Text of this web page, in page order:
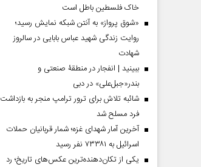
خاک فلسطین باطل است
«شوق پرواز» به آنتن شبکه نمایش رسید؛
روایت زندگی شهید عباس بابایی در سالروز
شهادت
ببینید | انفجار در منطقۀ صنعتی و
بندر«جبل‌علی» در دبی
شائبه تلاش برای ترور ترامپ منجر به بازداشت
فرد مسلح شد
آخرین آمار شهدای غزه؛ شمار قربانیان حملات
اسرائیل به ۷۳۳۸۱ نفر رسید
یکی از تکان‌دهنده‌ترین عکس‌های تاریخ؛ رد